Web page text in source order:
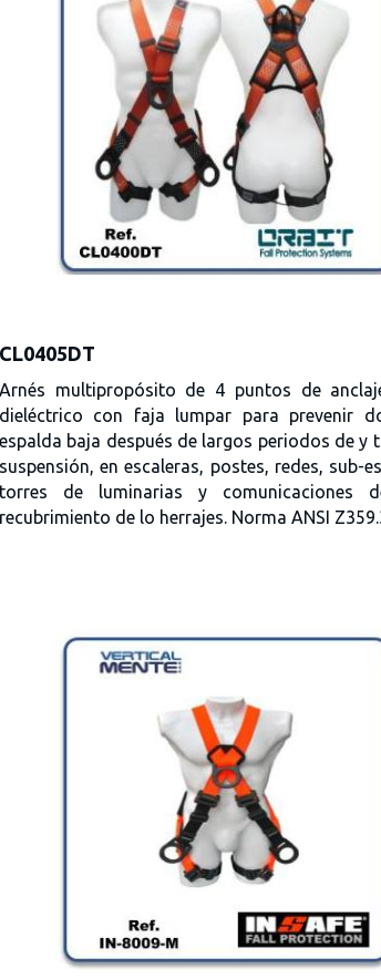
CL0405DT
Arnés multipropósito de 4 puntos de
dieléctrico con faja lumpar para prevenir
espalda baja después de largos periodos de y
suspensión, en escaleras, postes, redes, sub-
torres de luminarias y comunicaciones
recubrimiento de lo herrajes. Norma ANSI